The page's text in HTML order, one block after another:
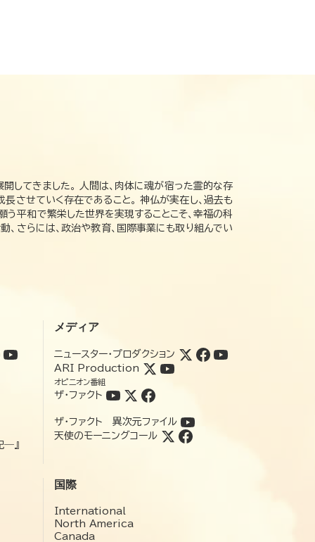
してきました。 人間は、肉体に魂が宿った霊的な存
させていく存在であること。 神仏が実在し、過去も
う平和で繁栄した世界を実現することこそ、幸福の科
さらには、政治や教育、国際事業にも取り組んでい
―』
メディア
ニュースター・プロダクション
ARI Production
オピニオン番組
ザ・ファクト
ザ・ファクト 異次元ファイル
天使のモーニングコール
国際
International
North America
Canada